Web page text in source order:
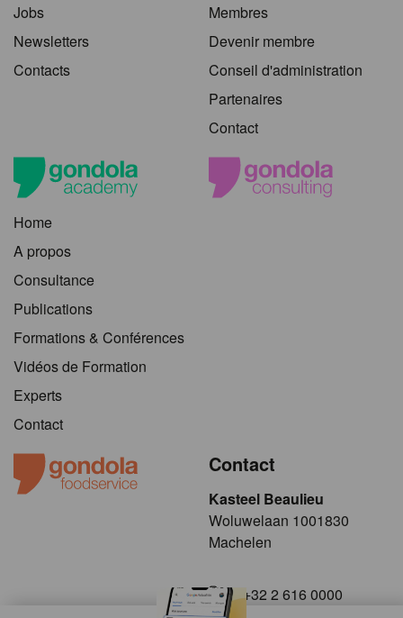
Jobs
Newsletters
Contacts
Membres
Devenir membre
Conseil d'administration
Partenaires
Contact
Home
A propos
Consultance
Publications
Formations & Conférences
Vidéos de Formation
Experts
Contact
Contact
Kasteel Beaulieu
​​​Woluwelaan 1001830
Machelen
+32 2 616 0000